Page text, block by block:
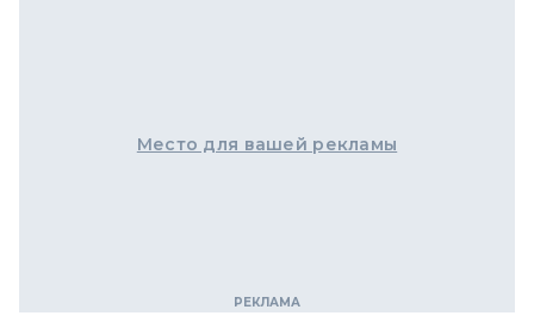
Место для вашей рекламы